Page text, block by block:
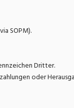
SOPM).
Dritter.
oder